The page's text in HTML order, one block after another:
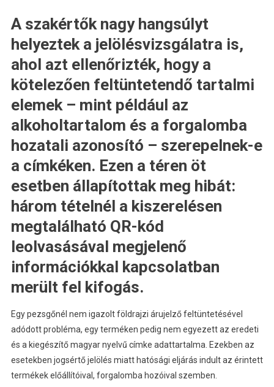
A szakértők nagy hangsúlyt
helyeztek a jelölésvizsgálatra is,
ahol azt ellenőrizték, hogy a
kötelezően feltüntetendő tartalmi
elemek – mint például az
alkoholtartalom és a forgalomba
hozatali azonosító – szerepelnek-e
a címkéken. Ezen a téren öt
esetben állapítottak meg hibát:
három tételnél a kiszerelésen
megtalálható QR-kód
leolvasásával megjelenő
információkkal kapcsolatban
merült fel kifogás.
Egy pezsgőnél nem igazolt földrajzi árujelző feltüntetésével
adódott probléma, egy terméken pedig nem egyezett az eredeti
és a kiegészítő magyar nyelvű címke adattartalma. Ezekben az
esetekben jogsértő jelölés miatt hatósági eljárás indult az érintett
termékek előállítóival, forgalomba hozóival szemben.